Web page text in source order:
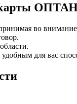
во внимание
для вас